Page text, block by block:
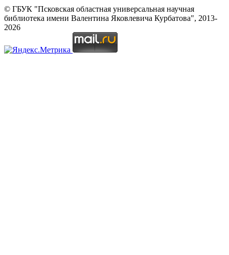
© ГБУК "Псковская областная универсальная научная
библиотека имени Валентина Яковлевича Курбатова", 2013-
2026